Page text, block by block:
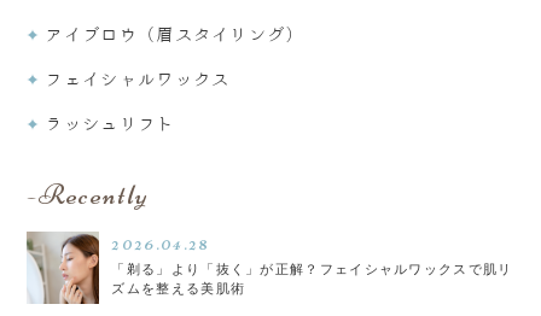
アイブロウ（眉スタイリング）
フェイシャルワックス
ラッシュリフト
Recently
2026.04.28
「剃る」より「抜く」が正解？フェイシャルワックスで肌リ
ズムを整える美肌術